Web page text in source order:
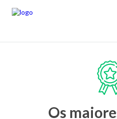
Os